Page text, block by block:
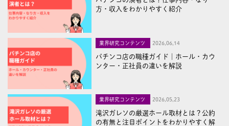
方・収入をわかりやすく紹介
業界研究コンテンツ 2026,06,14
パチンコ店の職種ガイド｜ホール・カウ
ンター・正社員の違いを解説
業界研究コンテンツ 2026,05,23
滝沢ガレソの厳選ホール取材とは？公約
の有無と注目ポイントをわかりやすく解